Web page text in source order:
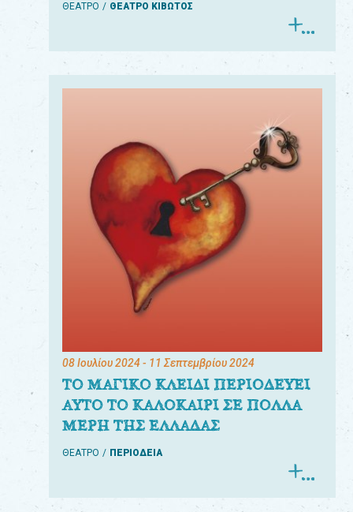
ΘΕΑΤΡΟ ΘΕΑΤΡΟ ΚΙΒΩΤΟΣ
08 Ιουλίου 2024- 11 Σεπτεμβρίου 2024
ΤΟ ΜΑΓΙΚΟ ΚΛΕΙΔΙ ΠΕΡΙΟΔΕΥΕΙ
ΑΥΤΟ ΤΟ ΚΑΛΟΚΑΙΡΙ ΣΕ ΠΟΛΛΑ
ΜΕΡΗ ΤΗΣ ΕΛΛΑΔΑΣ
ΘΕΑΤΡΟ ΠΕΡΙΟΔΕΙΑ